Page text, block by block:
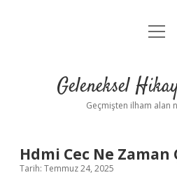
Anasayfa
Yasal
Geleneksel
Geçmişten ilham alan
Hdmi Cec Ne Zaman
Tarih: Temmuz 24, 2025